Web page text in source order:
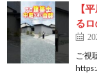
【
る
ご視